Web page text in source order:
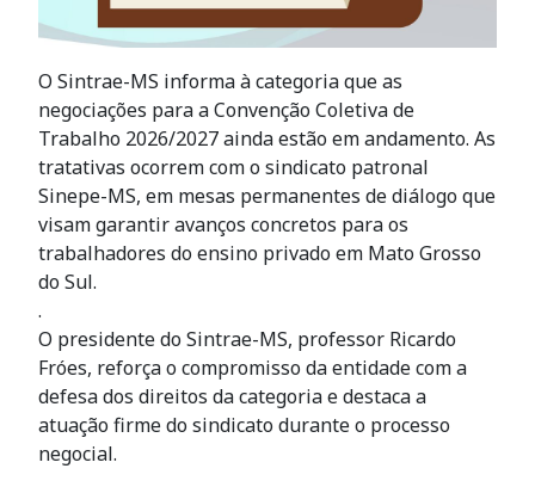
O Sintrae-MS informa à categoria que as
negociações para a Convenção Coletiva de
Trabalho 2026/2027 ainda estão em andamento. As
tratativas ocorrem com o sindicato patronal
Sinepe-MS, em mesas permanentes de diálogo que
visam garantir avanços concretos para os
trabalhadores do ensino privado em Mato Grosso
do Sul.
.
O presidente do Sintrae-MS, professor Ricardo
Fróes, reforça o compromisso da entidade com a
defesa dos direitos da categoria e destaca a
atuação firme do sindicato durante o processo
negocial.